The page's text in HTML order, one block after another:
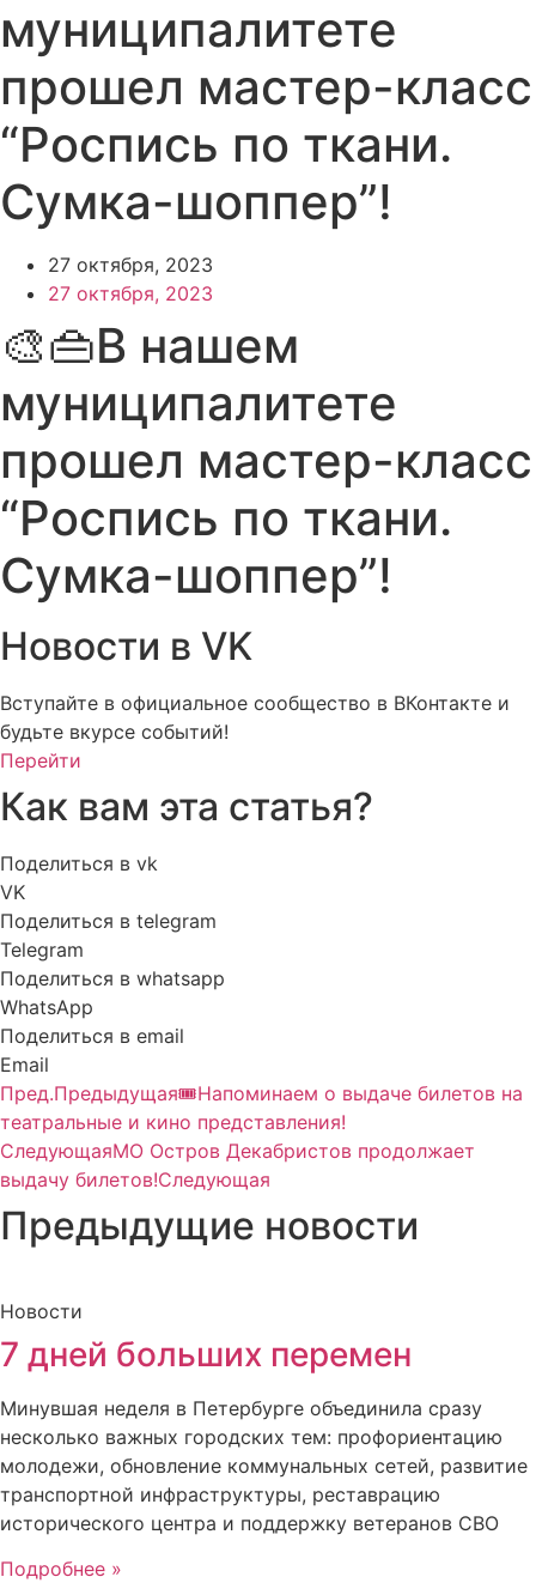
муниципалитете
прошел мастер-класс
“Роспись по ткани.
Сумка-шоппер”!
27 октября, 2023
27 октября, 2023
🎨👜В нашем
муниципалитете
прошел мастер-класс
“Роспись по ткани.
Сумка-шоппер”!
Новости в VK
Вступайте в официальное сообщество в ВКонтакте и
будьте вкурсе событий!
Перейти
Как вам эта статья?
Поделиться в vk
VK
Поделиться в telegram
Telegram
Поделиться в whatsapp
WhatsApp
Поделиться в email
Email
Пред.Предыдущая🎟Напоминаем о выдаче билетов на
театральные и кино представления!
СледующаяМО Остров Декабристов продолжает
выдачу билетов!Следующая
Предыдущие новости
Новости
7 дней больших перемен
Минувшая неделя в Петербурге объединила сразу
несколько важных городских тем: профориентацию
молодежи, обновление коммунальных сетей, развитие
транспортной инфраструктуры, реставрацию
исторического центра и поддержку ветеранов СВО
Подробнее »